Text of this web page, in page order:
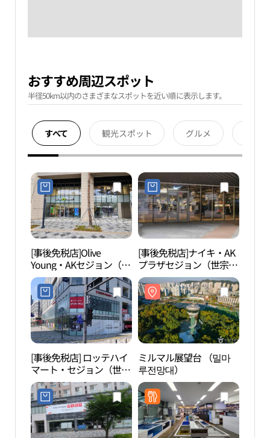
おすすめ周辺スポット
半径50km以内のさまざまなスポットを近い順に表示します。
すべて 観光スポット グルメ
[事後免税店]Olive
Young・AKセジョン（世
宗）店(올리브영 AK 세종
점)
[事後免税店]ナイキ・AK
プラザセジョン（世宗）
店(나이키 AK플라자 세종
점)
[事後免税店] ロッテハイ
マート・セジョン（世
宗）店(롯데하이마트 세
종점)
ミルマル展望台 （밀마
루전망대）